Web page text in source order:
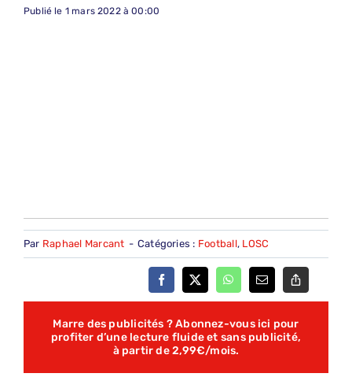
Publié le 1 mars 2022 à 00:00
Par Raphael Marcant - Catégories : Football, LOSC
Marre des publicités ? Abonnez-vous ici pour
profiter d’une lecture fluide et sans publicité,
à partir de 2,99€/mois.